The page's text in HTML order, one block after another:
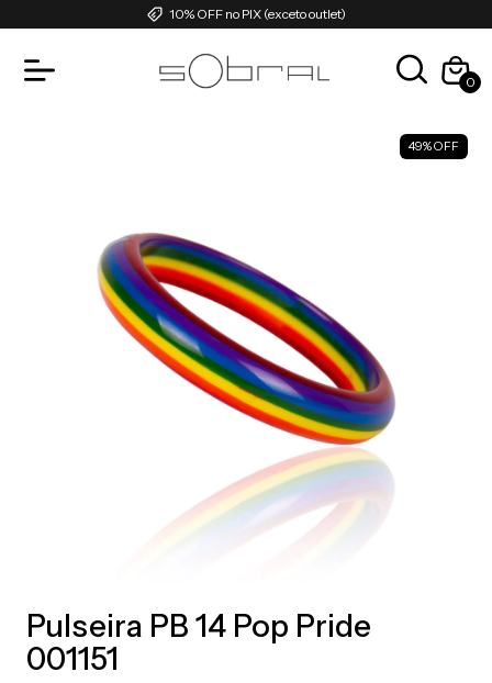
10% OFF no PIX (exceto outlet)
0
49%OFF
Pulseira PB 14 Pop Pride
001151